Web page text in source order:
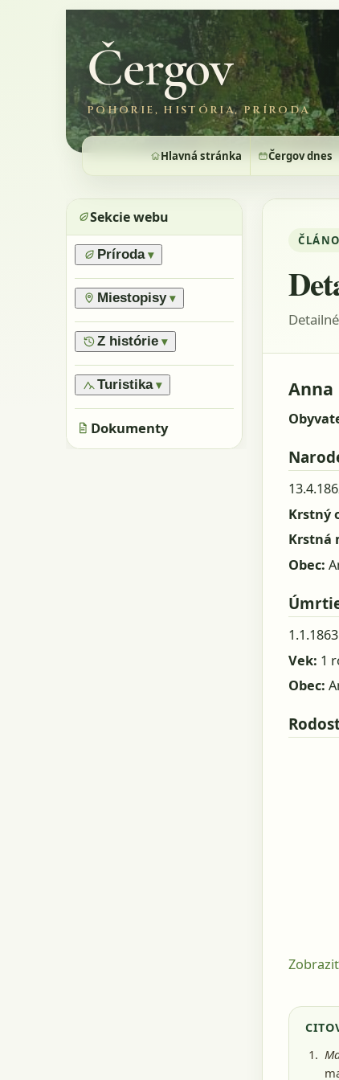
Čergov
POHORIE, HISTÓRIA, PRÍRODA
Hlavná stránka Čergov dnes
Sekcie webu
Príroda ▾
›Prírodné pomery
› Lesy
›Flóra
›Výnimočné stromy
Miestopisy ▾
›Prírodné rezervácie
›Vrchy
›Pamiatky
›Skaly, kamene
Z histórie ▾
›Všeobecne
›Obyvatelia
Turistika ▾
›Značené trasy
›Neznačené trasy
Dokumenty
Anna
Krstný
Krstná
Obec:
1.1.1863
Vek: 1
Obec: